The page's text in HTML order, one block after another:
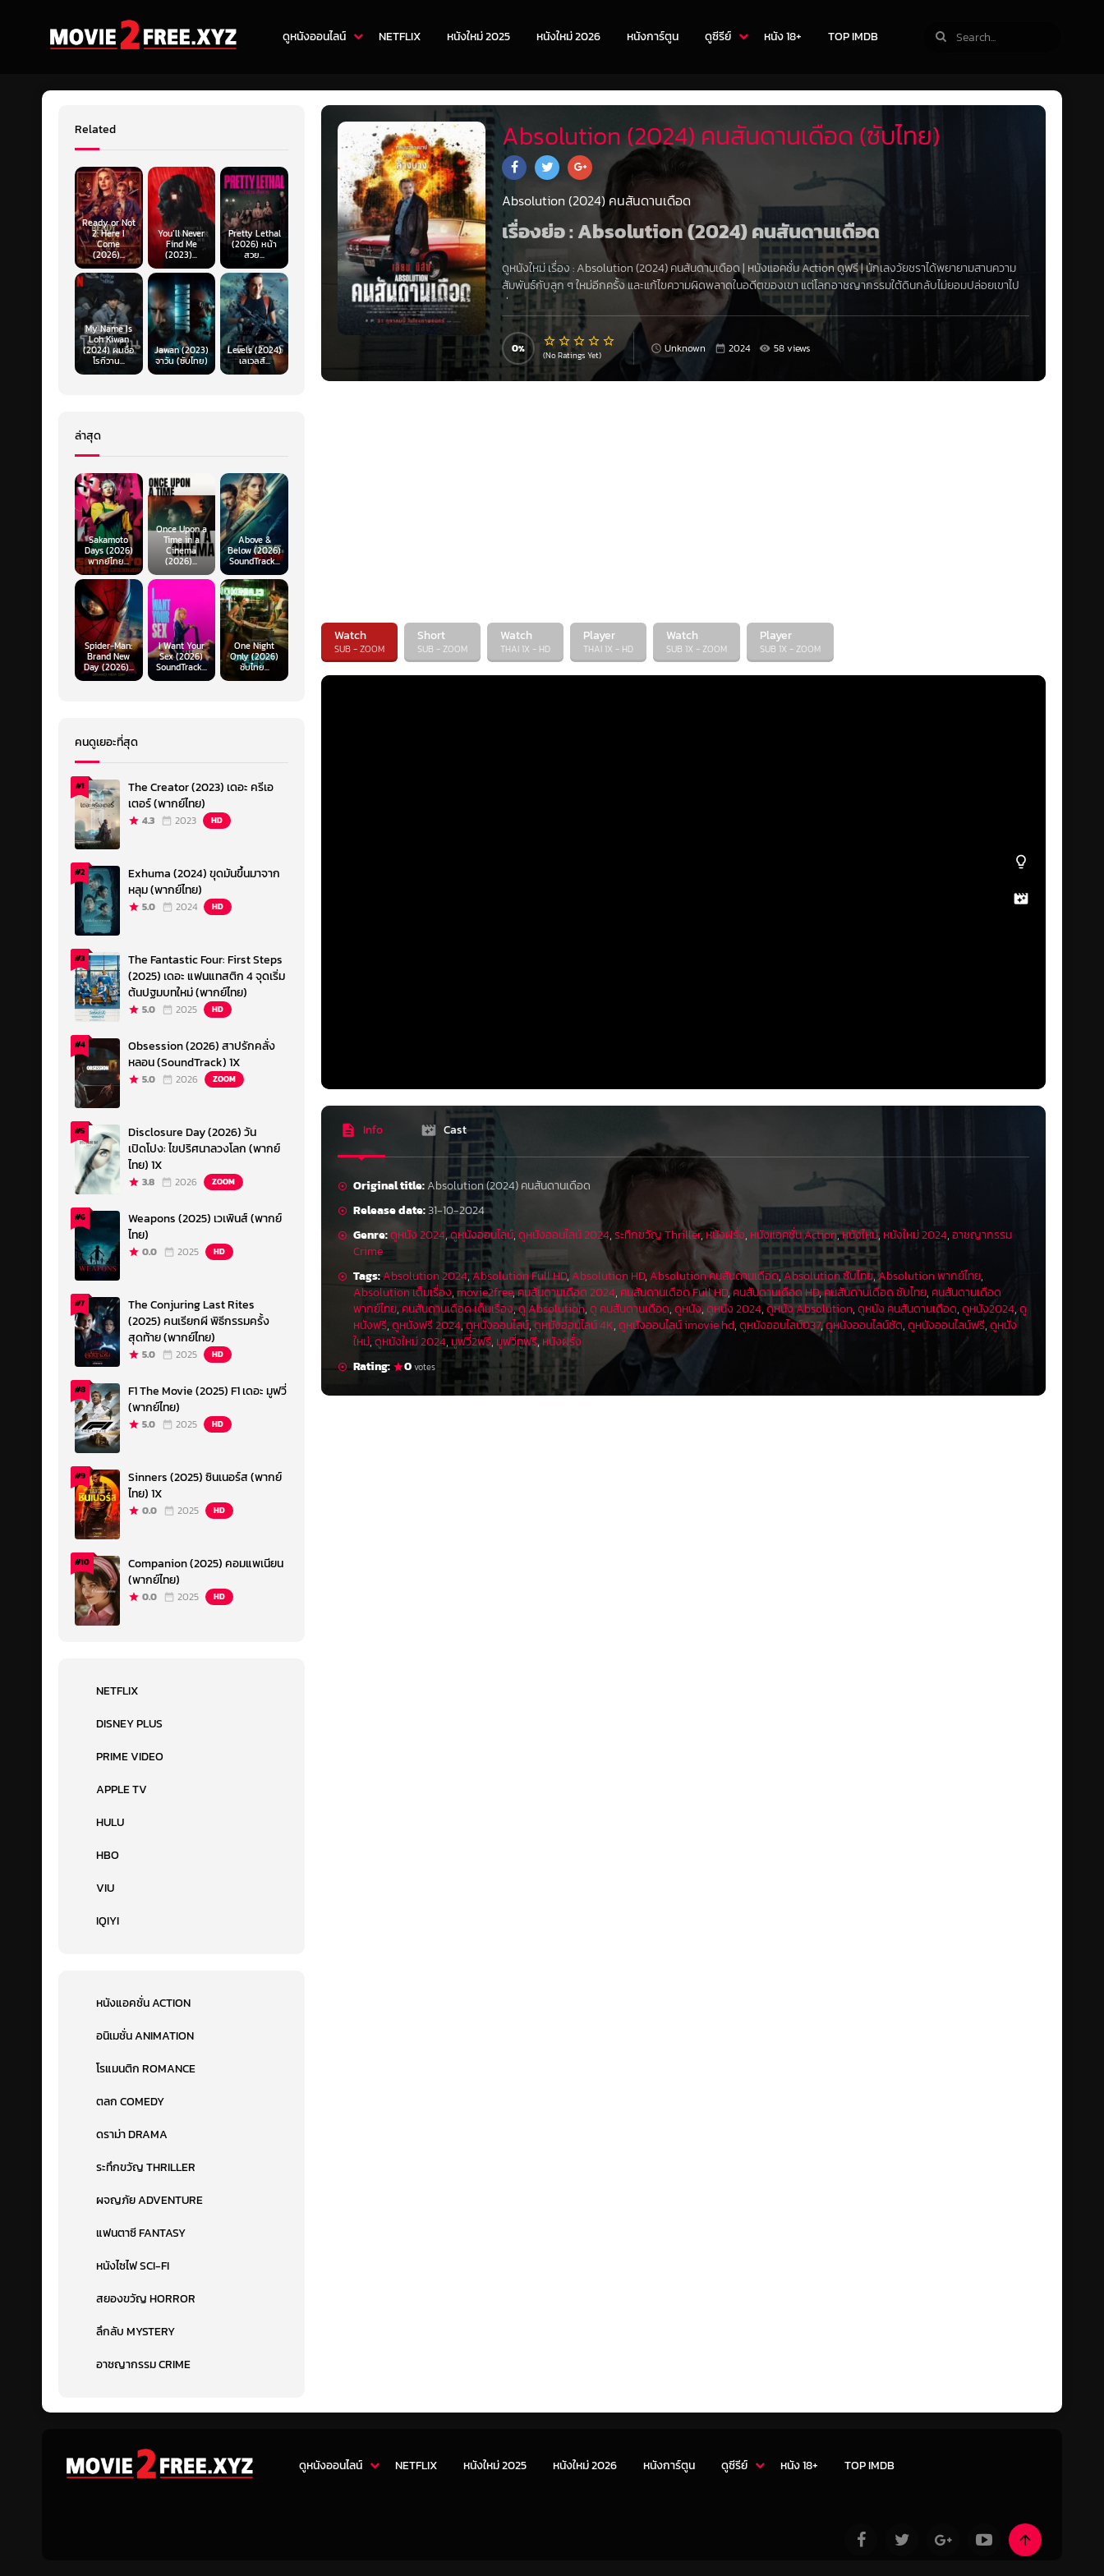
ดูหนังออนไลน์ NETFLIX หนังใหม่ 2025 หนังใหม่ 2026 หนังการ์ตูน ดูซีรีย์ หนัง 18+ TOP IMDB
Absolution (2024) คนสันดานเดือด (ซับไทย)
Absolution (2024) คนสันดานเดือด
เรื่องย่อ : Absolution (2024) คนสันดานเดือด
ดูหนังใหม่ เรื่อง:Absolution (2024) คนสันดานเดือด| หนังแอคชั่น Actionดูฟรี | นักเลงวัยชราได้พยายามสานความ
สัมพันธ์กับลูก ๆ ใหม่อีกครั้ง และแก้ไขความผิดพลาดในอดีตของเขา แต่โลกอาชญากรรมใต้ดินกลับไม่ยอมปล่อยเขาไป
ง่าย ๆ
0 (No Ratings Yet) Unknown 2024 58 views
Watch
SUB - ZOOM
Short
SUB - ZOOM
Watch
THAI 1X - HD
Player
THAI 1X - HD
Watch
SUB 1X - ZOOM
Player
SUB 1X - ZOOM
Info Cast
Original title:Absolution (2024) คนสันดานเดือด
Release date:31-10-2024
Genre:ดูหนัง 2024,ดูหนังออนไลน์,ดูหนังออนไลน์ 2024,ระทึกขวัญ Thriller,หนังฝรั่ง, หนังแอคชั่น Action,หนังใหม่, หนังใหม่ 2024,อาชญากรรม
Crime
Tags:Absolution 2024,Absolution Full HD,Absolution HD,Absolution คนสันดานเดือด,Absolution ซับไทย,Absolution พากย์ไทย,
Absolution เต็มเรื่อง,movie2free,คนสันดานเดือด 2024, คนสันดานเดือด Full HD,คนสันดานเดือด HD,คนสันดานเดือด ซับไทย, คนสันดานเดือด
พากย์ไทย, คนสันดานเดือด เต็มเรื่อง,ดู Absolution,ดู คนสันดานเดือด,ดูหนัง,ดูหนัง 2024,ดูหนัง Absolution,ดูหนัง คนสันดานเดือด,ดูหนัง2024,ดู
หนังฟรี,ดูหนังฟรี 2024,ดูหนังออนไลน์,ดูหนังออนไลน์ 4K,ดูหนังออนไลน์ imovie hd,ดูหนังออนไลน์037,ดูหนังออนไลน์ชัด,ดูหนังออนไลน์ฟรี,ดูหนัง
ใหม่,ดูหนังใหม่ 2024,มูฟวี่2ฟรี, มูฟวี่ทูฟรี,หนังฝรั่ง
Rating:
0votes
Related
Ready or Not
2: Here I
Come
(2026)...
You’ll Never
Find Me
(2023)...
Pretty Lethal
(2026) หน้า
สวย...
My Name Is
Loh Kiwan
(2024) ผมชื่อ
โรกีวาน...
Jawan (2023)
จาวัน (ซับไทย)
Levels (2024)
เลเวลส์...
ล่าสุด
Sakamoto
Days (2026)
พากย์ไทย...
Once Upon a
Time in a
Cinema
(2026)...
Above &
Below (2026)
SoundTrack...
Spider-Man:
Brand New
Day (2026)...
I Want Your
Sex (2026)
SoundTrack...
One Night
Only (2026)
ซับไทย...
คนดูเยอะที่สุด
#1
The Creator (2023) เดอะ ครีเอ
เตอร์ (พากย์ไทย)
4.3 2023 HD
#2
Exhuma (2024) ขุดมันขึ้นมาจาก
หลุม (พากย์ไทย)
5.0 2024 HD
#3
The Fantastic Four: First Steps
(2025) เดอะ แฟนแทสติก 4 จุดเริ่ม
ต้นปฐมบทใหม่ (พากย์ไทย)
5.0 2025 HD
#4
Obsession (2026) สาปรักคลั่ง
หลอน (SoundTrack) 1X
5.0 2026 ZOOM
#5
Disclosure Day (2026) วัน
เปิดโปง: ไขปริศนาลวงโลก (พากย์
ไทย) 1X
3.8 2026 ZOOM
#6
Weapons (2025) เวเพินส์ (พากย์
ไทย)
0.0 2025 HD
#7
The Conjuring Last Rites
(2025) คนเรียกผี พิธีกรรมครั้ง
สุดท้าย (พากย์ไทย)
5.0 2025 HD
#8
F1 The Movie (2025) F1 เดอะ มูฟวี่
(พากย์ไทย)
5.0 2025 HD
#9
Sinners (2025) ซินเนอร์ส (พากย์
ไทย) 1X
0.0 2025 HD
#10
Companion (2025) คอมแพเนียน
(พากย์ไทย)
0.0 2025 HD
NETFLIX
DISNEY PLUS
PRIME VIDEO
APPLE TV
HULU
HBO
VIU
IQIYI
หนังแอคชั่น ACTION
อนิเมชั่น ANIMATION
โรแมนติก ROMANCE
ตลก COMEDY
ดราม่า DRAMA
ระทึกขวัญ THRILLER
ผจญภัย ADVENTURE
แฟนตาซี FANTASY
หนังไซไฟ SCI-FI
สยองขวัญ HORROR
ลึกลับ MYSTERY
อาชญากรรม CRIME
ดูหนังออนไลน์ NETFLIX หนังใหม่ 2025 หนังใหม่ 2026 หนังการ์ตูน ดูซีรีย์ หนัง 18+ TOP IMDB